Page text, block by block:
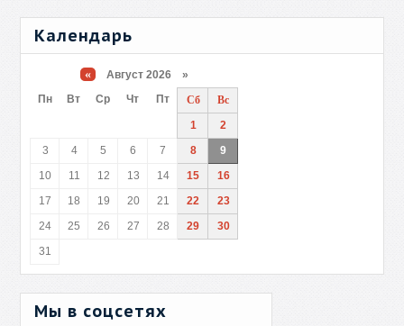
Календарь
« Август 2026 »
Пн
Вт Ср Чт Пт Сб
Вс
1
2
3
4 5 6 7 8
9
10
11 12 13 14 15
16
17
18 19 20 21 22
23
24
25 26 27 28 29
30
31
Мы в соцсетях